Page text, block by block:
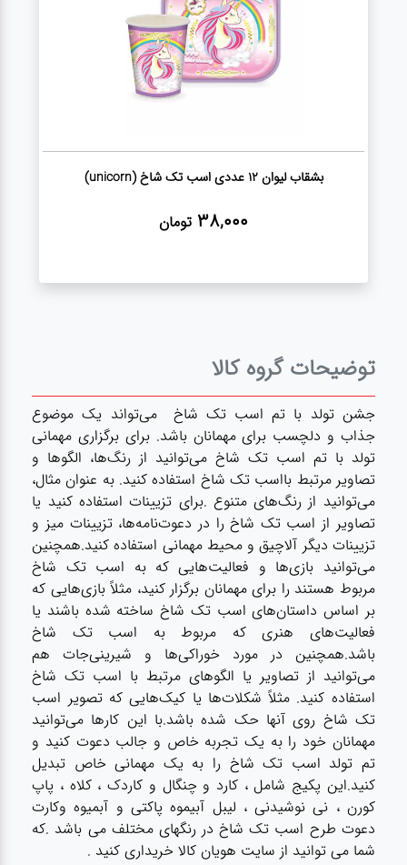
مراقبت شخصی
زودپز،قابلمه،تابه
کلمن،فلاسک،قمقمه
بانکه،پاسماوری،جا
ادویه
کتری قوری
سطل
زباله،سرویس
بهداشتی،حمام
عطر،خوشبو کننده
جشن و تولد
بشقاب لیوان 12 عددی اسب تک شاخ (unicorn)
38,000 تومان
توضیحات گروه کالا
جشن تولد با تم اسب تک شاخ می‌تواند یک موضوع
جذاب و دلچسب برای مهمانان باشد. برای برگزاری مهمانی
تولد با تم اسب تک شاخ می‌توانید از رنگ‌ها، الگوها و
تصاویر مرتبط بااسب تک شاخ استفاده کنید. به عنوان مثال،
می‌توانید از رنگ‌های متنوع .برای تزیینات استفاده کنید یا
تصاویر از اسب تک شاخ را در دعوت‌نامه‌ها، تزیینات میز و
تزیینات دیگر آلاچیق و محیط مهمانی استفاده کنید.همچنین
می‌توانید بازی‌ها و فعالیت‌هایی که به اسب تک شاخ
مربوط هستند را برای مهمانان برگزار کنید، مثلاً بازی‌هایی که
بر اساس داستان‌های اسب تک شاخ ساخته شده باشند یا
فعالیت‌های هنری که مربوط به اسب تک شاخ
باشد.همچنین در مورد خوراکی‌ها و شیرینی‌جات هم
می‌توانید از تصاویر یا الگوهای مرتبط با اسب تک شاخ
استفاده کنید. مثلاً شکلات‌ها یا کیک‌هایی که تصویر اسب
تک شاخ روی آنها حک شده باشد.با این کارها می‌توانید
مهمانان خود را به یک تجربه خاص و جالب دعوت کنید و
تم تولد اسب تک شاخ را به یک مهمانی خاص تبدیل
کنید.این پکیج شامل ، کارد و چنگال و کاردک ، کلاه ، پاپ
کورن ، نی نوشیدنی ، لیبل آبیموه پاکتی و آبمیوه وکارت
دعوت طرح اسب تک شاخ در رنگهای مختلف می باشد .که
شما می توانید از سایت هویان کالا خریداری کنید .